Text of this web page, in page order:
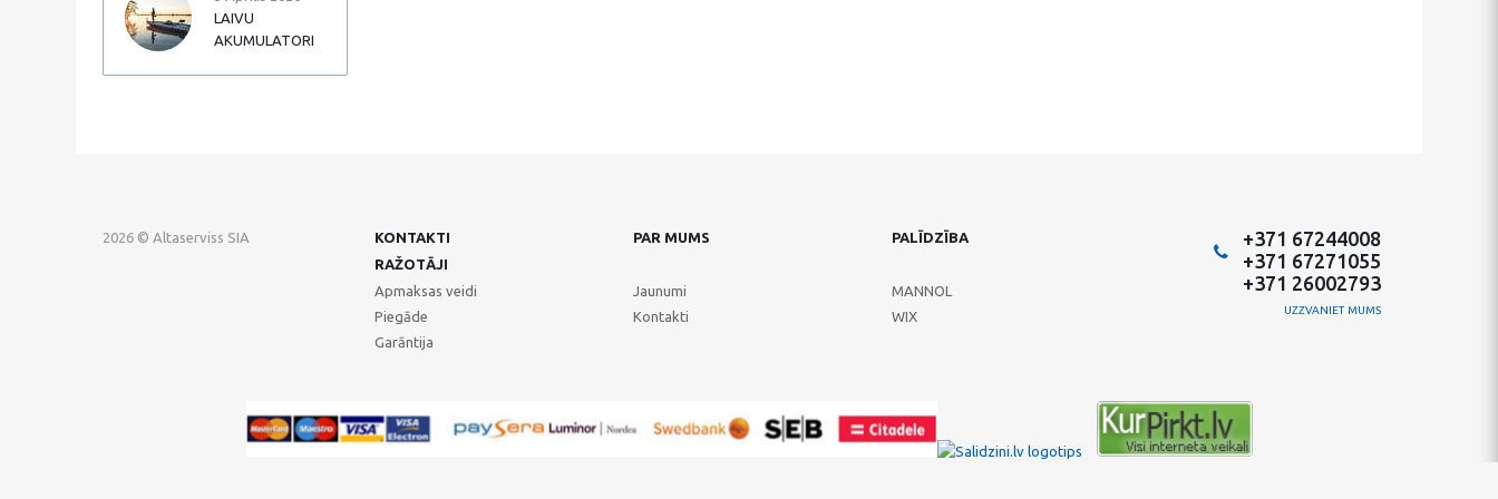
LAIVU
AKUMULATORI
2026 © Altaserviss SIA KONTAKTI PAR MUMS
PALĪDZĪBA
RAŽOTĀJI
Apmaksas veidi
Piegāde
Garāntija
Jaunumi
Kontakti
MANNOL
WIX
+371 67244008
+371 67271055
+371 26002793
UZZVANIET MUMS